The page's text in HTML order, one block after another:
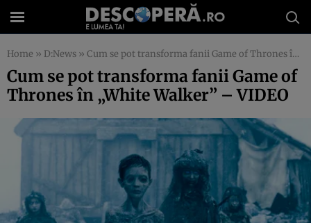
Home » D:News » Cum se pot transforma fanii Game of Thrones în „White Walker” – VIDEO
Cum se pot transforma fanii Game of
Thrones în „White Walker” – VIDEO